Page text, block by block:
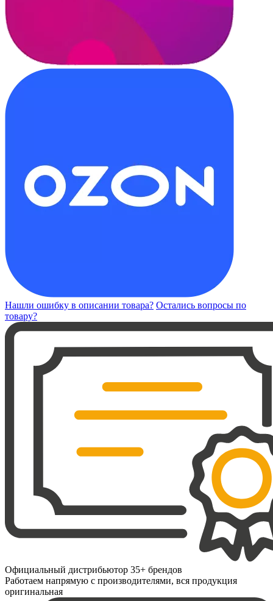
Нашли ошибку в описании товара? Остались вопросы по
товару?
Официальный дистрибьютор 35+ брендов
Работаем напрямую с производителями, вся продукция
оригинальная